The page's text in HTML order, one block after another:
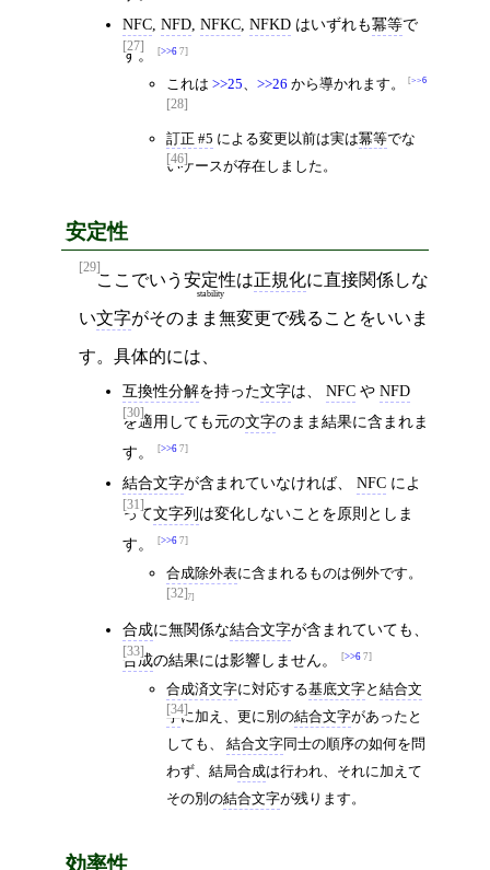
[27]
NFC NFD NFKC NFKD はいずれも冪等で
す。
>>6 7
[28]
これは >>25、 >>26 から導かれます。 >>6
7
[46]
訂正 #5 による変更以前は実は冪等でな
いケースが存在しました。
安定性
[29]
ここでいう 安定性
stability
は正規化に直接関係しな
い文字がそのまま無変更で残ることをいいま
す。具体的には、
[30]
互換性分解を持った文字は、 NFC や NFD
を適用しても元の文字のまま結果に含まれま
す。
>>6 7
[31]
結合文字が含まれていなければ、 NFC によ
って文字列 は変化しないことを原則としま
す。
>>6 7
[32]
合成除外表に含まれるものは例外です。
>>67
[33]
合成に無関係な結合文字が含まれていても、
合成の結果には影響しません。 >>6 7
[34]
合成済文字に対応する基底文字と 結合文
字に加え、更に別の結合文字があったと
しても、 結合文字同士の順序の如何を問
わず、結局合成は行われ、それに加えて
その別の結合文字が残ります。
効率性